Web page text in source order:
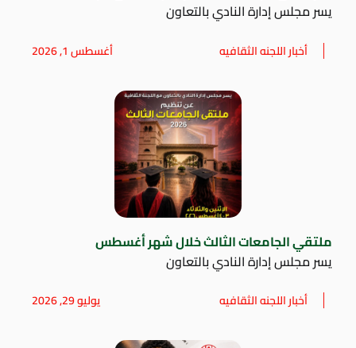
يسر مجلس إدارة النادي بالتعاون
أخبار اللجنه الثقافيه أغسطس 1, 2026
ملتقي الجامعات الثالث خلال شهر أغسطس
يسر مجلس إدارة النادي بالتعاون
أخبار اللجنه الثقافيه يوليو 29, 2026